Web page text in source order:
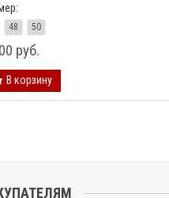
48 50
руб.
В корзину